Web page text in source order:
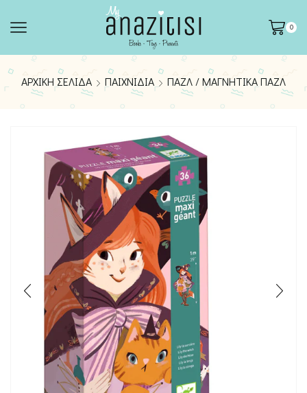
0
ΑΡΧΙΚΉ ΣΕΛΊΔΑ ΠΑΙΧΝΊΔΙΑ ΠΑΖΛ / ΜΑΓΝΗΤΙΚΆ ΠΑΖΛ